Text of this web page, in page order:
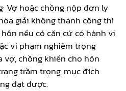
Vợ hoặc chồng nộp đơn ly
giải không thành công thì
nếu có căn cứ có hành vi
vi phạm nghiêm trọng
vợ, chồng khiến cho hôn
trầm trọng, mục đích
đạt được.